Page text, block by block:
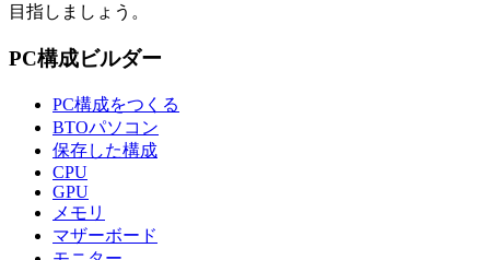
目指しましょう。
PC構成ビルダー
PC構成をつくる
BTOパソコン
保存した構成
CPU
GPU
メモリ
マザーボード